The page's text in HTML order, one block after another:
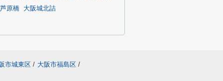
芦原橋
大阪城北詰
市城東区 / 大阪市福島区 /